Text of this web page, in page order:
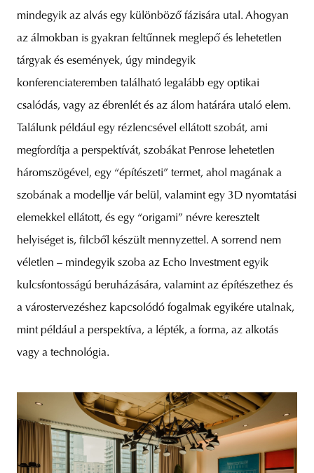
mindegyik az alvás egy különböző fázisára utal. Ahogyan
az álmokban is gyakran feltűnnek meglepő és lehetetlen
tárgyak és események, úgy mindegyik
konferenciateremben található legalább egy optikai
csalódás, vagy az ébrenlét és az álom határára utaló elem.
Találunk például egy rézlencsével ellátott szobát, ami
megfordítja a perspektívát, szobákat Penrose lehetetlen
háromszögével, egy “építészeti” termet, ahol magának a
szobának a modellje vár belül, valamint egy 3D nyomtatási
elemekkel ellátott, és egy “origami” névre keresztelt
helyiséget is, filcből készült mennyzettel. A sorrend nem
véletlen – mindegyik szoba az Echo Investment egyik
kulcsfontosságú beruházására, valamint az építészethez és
a várostervezéshez kapcsolódó fogalmak egyikére utalnak,
mint például a perspektíva, a lépték, a forma, az alkotás
vagy a technológia.